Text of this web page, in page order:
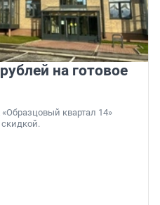
на готовое
квартал 14»